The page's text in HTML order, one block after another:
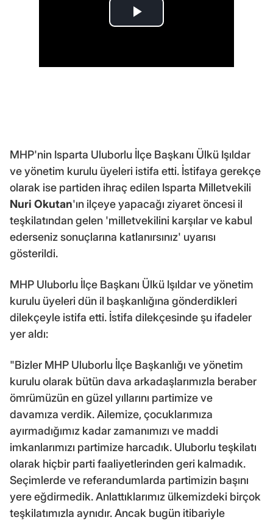
MHP'nin Isparta Uluborlu İlçe Başkanı Ülkü Işıldar
ve yönetim kurulu üyeleri istifa etti. İstifaya gerekçe
olarak ise partiden ihraç edilen Isparta Milletvekili
Nuri Okutan'ın ilçeye yapacağı ziyaret öncesi il
teşkilatından gelen 'milletvekilini karşılar ve kabul
ederseniz sonuçlarına katlanırsınız' uyarısı
gösterildi.
MHP Uluborlu İlçe Başkanı Ülkü Işıldar ve yönetim
kurulu üyeleri dün il başkanlığına gönderdikleri
dilekçeyle istifa etti. İstifa dilekçesinde şu ifadeler
yer aldı:
"Bizler MHP Uluborlu İlçe Başkanlığı ve yönetim
kurulu olarak bütün dava arkadaşlarımızla beraber
ömrümüzün en güzel yıllarını partimize ve
davamıza verdik. Ailemize, çocuklarımıza
ayırmadığımız kadar zamanımızı ve maddi
imkanlarımızı partimize harcadık. Uluborlu teşkilatı
olarak hiçbir parti faaliyetlerinden geri kalmadık.
Seçimlerde ve referandumlarda partimizin başını
yere eğdirmedik. Anlattıklarımız ülkemizdeki birçok
teşkilatımızla aynıdır. Ancak bugün itibariyle